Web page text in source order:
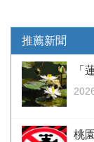
推薦新聞
「
桃